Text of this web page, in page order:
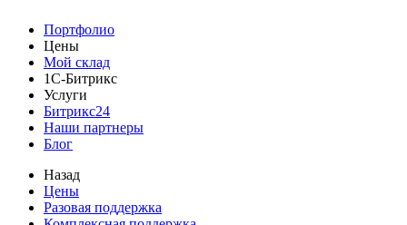
Портфолио
Цены
Мой склад
1С-Битрикс
Услуги
Битрикс24
Наши партнеры
Блог
Назад
Цены
Разовая поддержка